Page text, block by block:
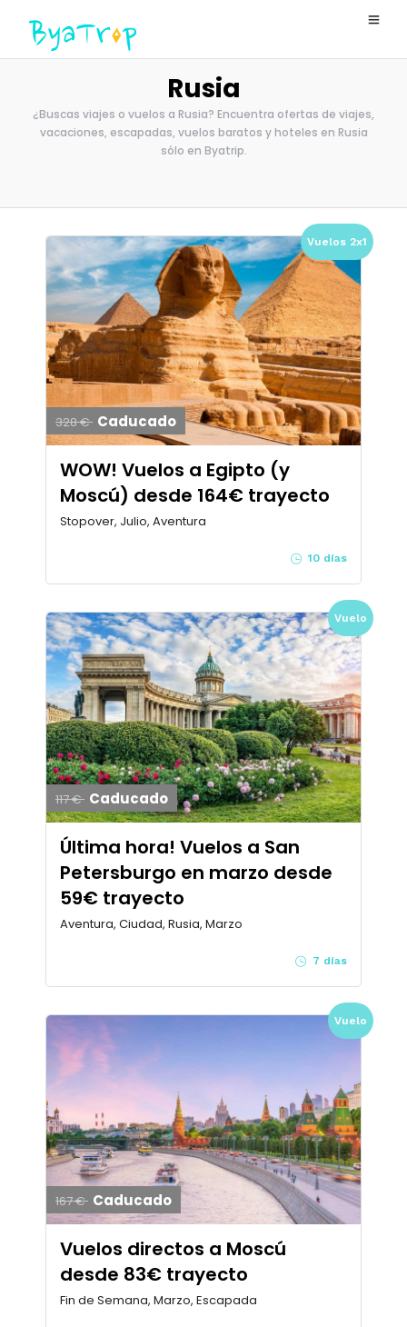
Rusia
¿Buscas viajes o vuelos a Rusia? Encuentra ofertas de viajes,
vacaciones, escapadas, vuelos baratos y hoteles en Rusia
sólo en Byatrip.
Vuelos 2x1
328 € Caducado
WOW! Vuelos a Egipto (y
Moscú) desde 164€ trayecto
Stopover, Julio, Aventura
10 días
Vuelo
117 € Caducado
Última hora! Vuelos a San
Petersburgo en marzo desde
59€ trayecto
Aventura, Ciudad, Rusia, Marzo
7 días
Vuelo
167 € Caducado
Vuelos directos a Moscú
desde 83€ trayecto
Fin de Semana, Marzo, Escapada